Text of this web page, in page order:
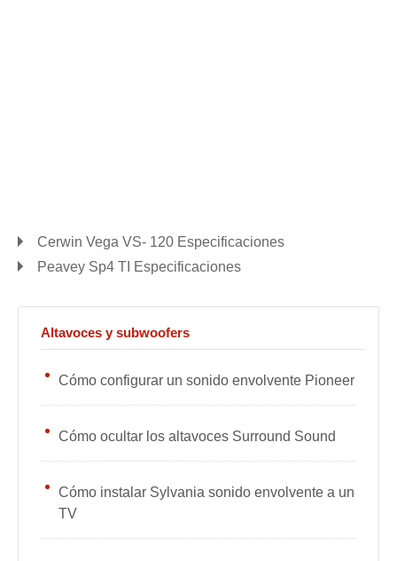
Cerwin Vega VS- 120 Especificaciones
Peavey Sp4 TI Especificaciones
Altavoces y subwoofers
Cómo configurar un sonido envolvente Pioneer
Cómo ocultar los altavoces Surround Sound
Cómo instalar Sylvania sonido envolvente a un
TV